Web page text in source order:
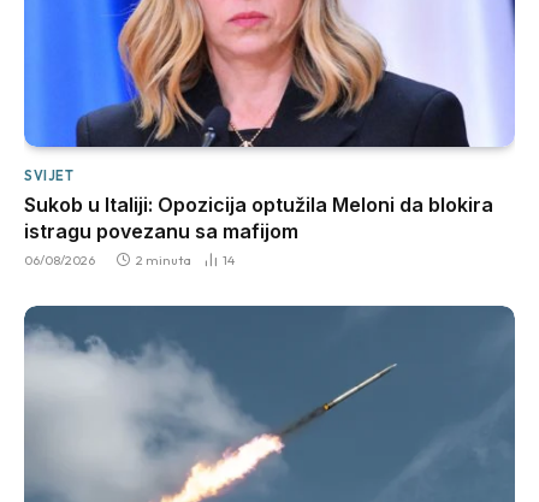
SVIJET
Sukob u Italiji: Opozicija optužila Meloni da blokira
istragu povezanu sa mafijom
06/08/2026 2 minuta 14